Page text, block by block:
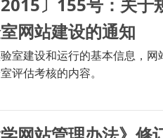
网站建设的通知
室建设和运行的基本信息，
评估考核的内容。